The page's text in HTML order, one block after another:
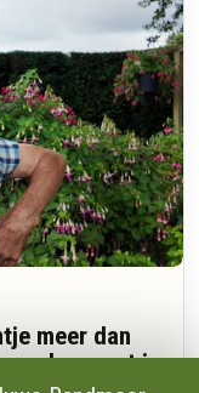
meer dan
en doen wat je